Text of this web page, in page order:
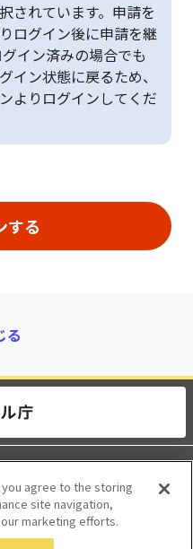
されています。申請を
ログイン後に申請を継
イン済みの場合でも
イン状態に戻るため、
よりログインしてくだ
る
個人情報保護
アクセシビリティ
you agree to the storing
site navigation,
marketing efforts.